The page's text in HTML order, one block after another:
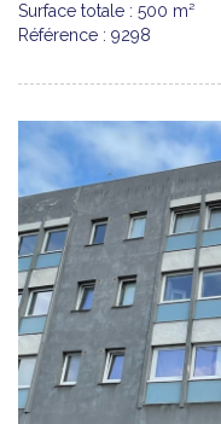
Surface totale : 500 m²
Référence : 9298